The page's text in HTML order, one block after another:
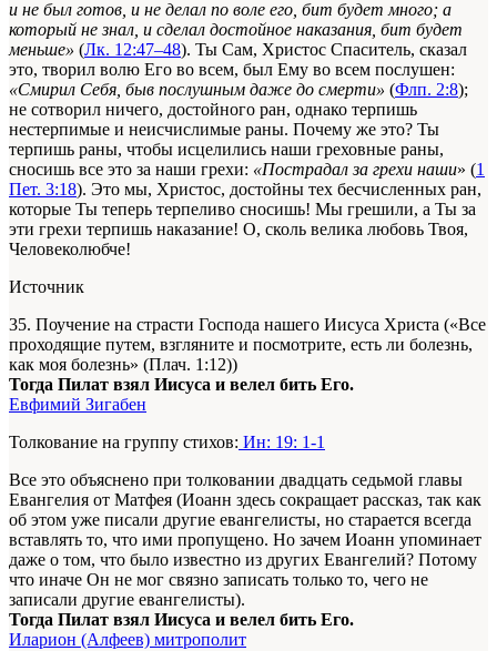
и не был готов, и не делал по воле его, бит будет много; а
который не знал, и сделал достойное наказания, бит будет
меньше» (Лк. 12:47–48). Ты Сам, Христос Спаситель, сказал
это, творил волю Его во всем, был Ему во всем послушен:
«Смирил Себя, быв послушным даже до смерти» (Флп. 2:8);
не сотворил ничего, достойного ран, однако терпишь
нестерпимые и неисчислимые раны. Почему же это? Ты
терпишь раны, чтобы исцелились наши греховные раны,
сносишь все это за наши грехи: «Пострадал за грехи наши» (1
Пет. 3:18). Это мы, Христос, достойны тех бесчисленных ран,
которые Ты теперь терпеливо сносишь! Мы грешили, а Ты за
эти грехи терпишь наказание! О, сколь велика любовь Твоя,
Человеколюбче!
Источник
35. Поучение на страсти Господа нашего Иисуса Христа («Все
проходящие путем, взгляните и посмотрите, есть ли болезнь,
как моя болезнь» (Плач. 1:12))
Тогда Пилат взял Иисуса и велел бить Его.
Евфимий Зигабен
Толкование на группу стихов: Ин: 19: 1-1
Все это объяснено при толковании двадцать седьмой главы
Евангелия от Матфея (Иоанн здесь сокращает рассказ, так как
об этом уже писали другие евангелисты, но старается всегда
вставлять то, что ими пропущено. Но зачем Иоанн упоминает
даже о том, что было известно из других Евангелий? Потому
что иначе Он не мог связно записать только то, чего не
записали другие евангелисты).
Тогда Пилат взял Иисуса и велел бить Его.
Иларион (Алфеев) митрополит